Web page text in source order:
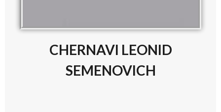
CHERNAVI LEONID
SEMENOVICH